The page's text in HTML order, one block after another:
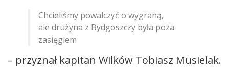
Chcieliśmy powalczyć o wygraną,
ale drużyna z Bydgoszczy była poza
zasięgiem
– przyznał kapitan Wilków Tobiasz Musielak.